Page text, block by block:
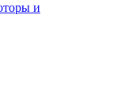
и